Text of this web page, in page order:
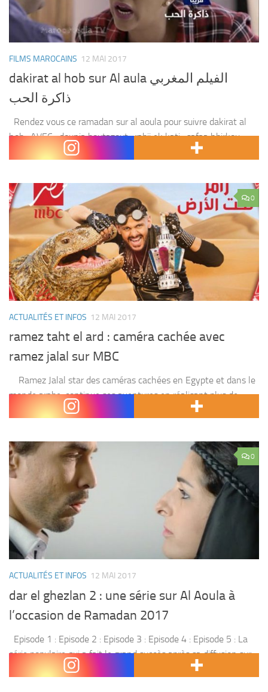
FILMS MAROCAINS 12 MAI 2017
dakirat al hob sur Al aula الفيلم المغربي
ذاكرة الحب
Rendez vous ce ramadan sur al aoula pour suivre dakirat al
hob . AVEC : dounia boutazout , rabii ek kati , safaa hbirkou ,
oussama bastaoui et d’autres Film : dakirat al...
0
ACTUALITÉS ET INFOS 12 MAI 2017
ramez taht el ard : caméra cachée avec
ramez jalal sur MBC
Ramez Jalal star des caméras cachées en Egypte et dans le
monde arabe ,continue ses aventures en réalisant plus de
succès grâce à son nouveau concept » ramez taht el ard » ,...
0
ACTUALITÉS ET INFOS 12 MAI 2017
dar el ghezlan 2 : une série sur Al Aoula à
l’occasion de Ramadan 2017
Episode 1 : Episode 2 : Episode 3 : Episode 4 : Episode 5 : La
série populaire qui a fait le grand succès après sa diffusion sur
Al Aoula , revient pour une...